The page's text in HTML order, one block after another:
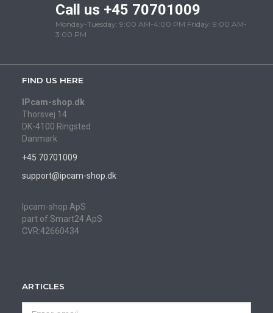
Call us +45 70701009
Monday-Tuesday: 9:00 AM-4:00 PM Friday: 9:00 AM-
3:00 PM
FIND US HERE
IPcam-shop.dk
Thorsvej 14
DK-4100 Ringsted
Danmark
+45 70701009
support@ipcam-shop.dk
Ipcam-shop ApS
part of Smart24 ApS
CVR:42660434
ARTICLES